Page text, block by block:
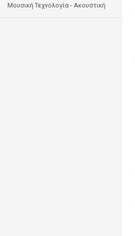
Μουσική Τεχνολογία - Ακουστική